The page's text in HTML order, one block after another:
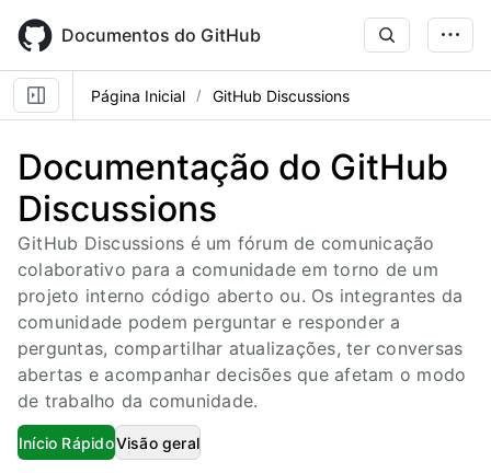
main
content
Documentos do GitHub
Página Inicial GitHub Discussions
Documentação do GitHub
Discussions
GitHub Discussions é um fórum de comunicação
colaborativo para a comunidade em torno de um
projeto interno código aberto ou. Os integrantes da
comunidade podem perguntar e responder a
perguntas, compartilhar atualizações, ter conversas
abertas e acompanhar decisões que afetam o modo
de trabalho da comunidade.
Início RápidoVisão geral